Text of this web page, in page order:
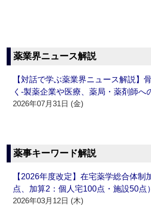
薬業界ニュース解説
【対話で学ぶ薬業界ニュース解説】
く‐製薬企業や医療、薬局・薬剤師へ
2026年07月31日 (金)
薬事キーワード解説
【2026年度改定】在宅薬学総合体制
点、加算2：個人宅100点・施設50
2026年03月12日 (木)